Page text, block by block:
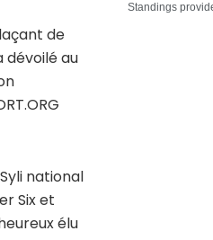
de
dévoilé au
national
Six et
élu
Standings